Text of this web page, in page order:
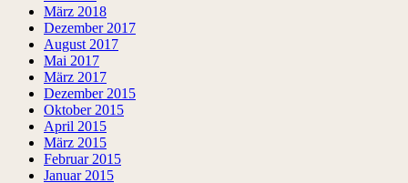
März 2018
Dezember 2017
August 2017
Mai 2017
März 2017
Dezember 2015
Oktober 2015
April 2015
März 2015
Februar 2015
Januar 2015